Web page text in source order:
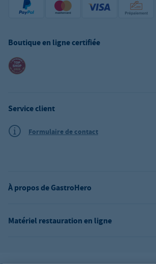
Boutique en ligne certifiée
Matériel restauration en ligne
À propos de GastroHero
Service client
Formulaire de contact